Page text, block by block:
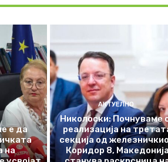
е да
на
АКТУЕЛНО
Николоски: Почнуваме
реализација на
секција од
Коридор 8, Македонија